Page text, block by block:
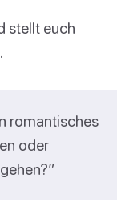
stellt euch
romantisches
oder